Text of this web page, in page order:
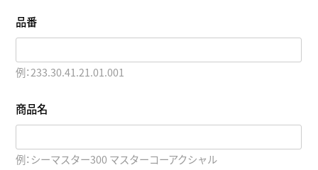
品番
例：233.30.41.21.01.001
商品名
例：シーマスター300 マスターコーアクシャル